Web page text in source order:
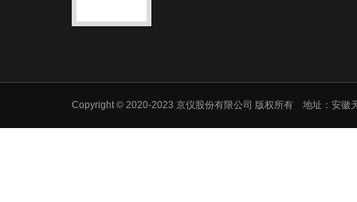
Copyright © 2020-2023 京仪股份有限公司 版权所有 地址：安